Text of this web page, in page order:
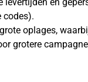
codes).
oplages,
grotere